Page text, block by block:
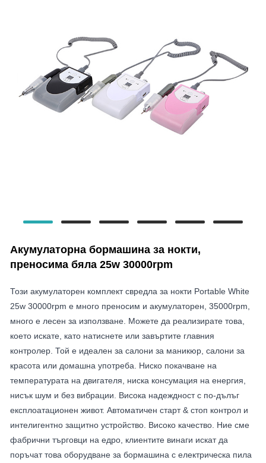
Акумулаторна бормашина за нокти,
преносима бяла 25w 30000rpm
Този акумулаторен комплект свредла за нокти Portable White
25w 30000rpm е много преносим и акумулаторен, 35000rpm,
много е лесен за използване. Можете да реализирате това,
което искате, като натиснете или завъртите главния
контролер. Той е идеален за салони за маникюр, салони за
красота или домашна употреба. Ниско покачване на
температурата на двигателя, ниска консумация на енергия,
нисък шум и без вибрации. Висока надеждност с по-дълъг
експлоатационен живот. Автоматичен старт & стоп контрол и
интелигентно защитно устройство. Високо качество. Ние сме
фабрични търговци на едро, клиентите винаги искат да
поръчат това оборудване за бормашина с електрическа пила